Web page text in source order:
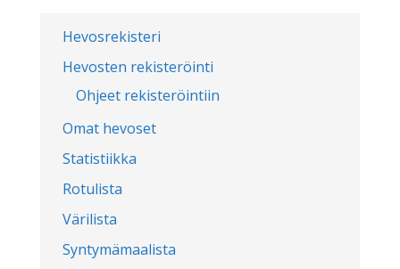
Hevosrekisteri
Hevosten rekisteröinti
Ohjeet rekisteröintiin
Omat hevoset
Statistiikka
Rotulista
Värilista
Syntymämaalista